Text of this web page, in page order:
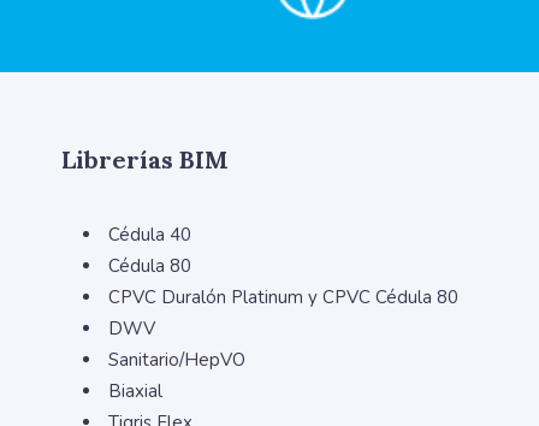
Librerías BIM
Cédula 40
Cédula 80
CPVC Duralón Platinum y CPVC Cédula 80
DWV
Sanitario/HepVO
Biaxial